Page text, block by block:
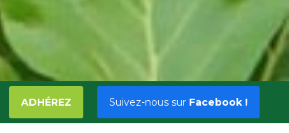
Suivez-nous sur Facebook !
ADHÉREZ